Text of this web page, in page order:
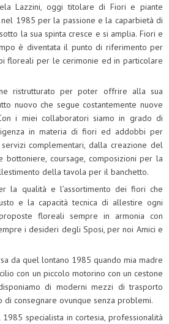
Lazzini, oggi titolare di Fiori e piante
1985 per la passione e la caparbietà di
la sua spinta cresce e si amplia. Fiori e
è diventata il punto di riferimento per
floreali per le cerimonie ed in particolare
ristrutturato per poter offrire alla sua
nuovo che segue costantemente nuove
i miei collaboratori siamo in grado di
in materia di fiori ed addobbi per
complementari, dalla creazione del
coursage, composizioni per la
della tavola per il banchetto.
la qualità e l’assortimento dei fiori che
e la capacità tecnica di allestire ogni
floreali sempre in armonia con
i desideri degli Sposi, per noi Amici e
da quel lontano 1985 quando mia madre
con un piccolo motorino con un cestone
di moderni mezzi di trasporto
consegnare ovunque senza problemi.
specialista in cortesia, professionalità